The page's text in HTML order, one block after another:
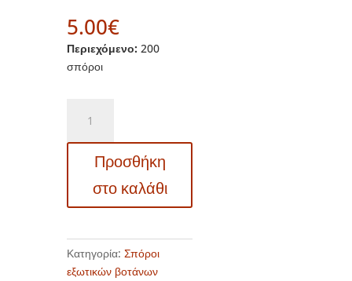
5.00€
Περιεχόμενο: 200
σπόροι
Lavandula
stoechas
Ισπανική
Προσθήκη
στο καλάθι
Κατηγορία: Σπόροι
εξωτικών βοτάνων